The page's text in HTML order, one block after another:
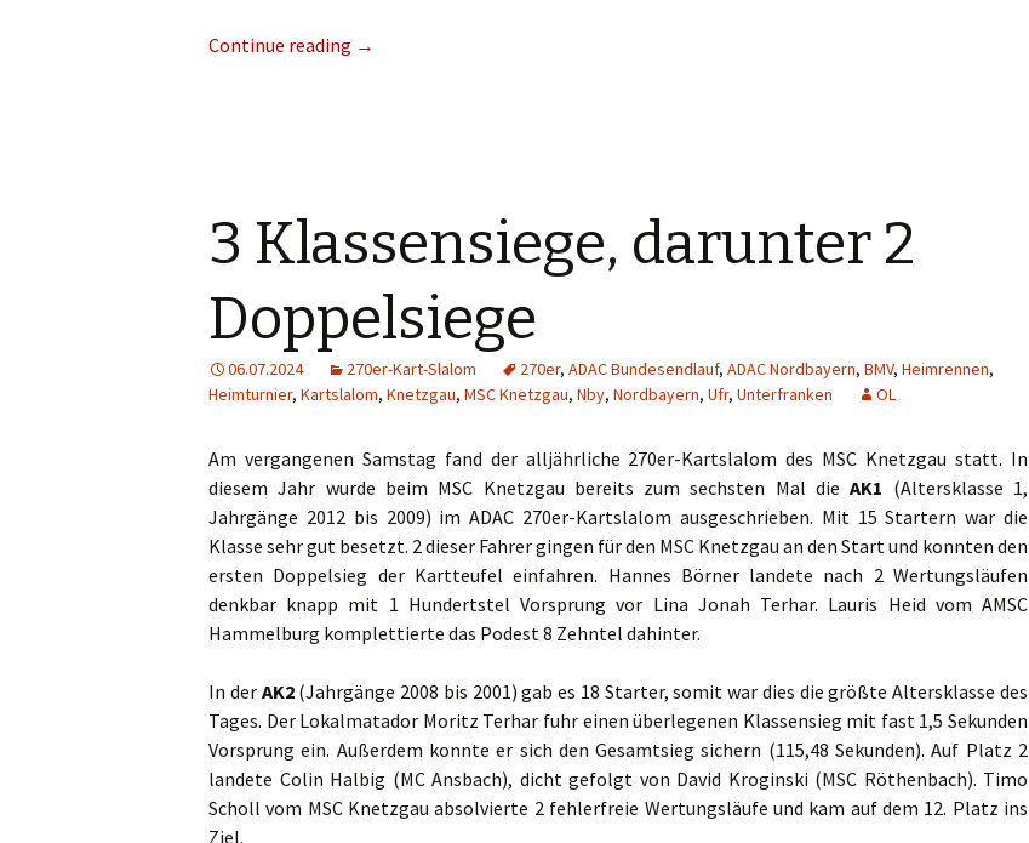
Continue reading →
3 Klassensiege, darunter 2
Doppelsiege
06.07.2024 270er-Kart-Slalom 270er, ADAC Bundesendlauf, ADAC Nordbayern, BMV, Heimrennen,
Heimturnier, Kartslalom, Knetzgau, MSC Knetzgau, Nby, Nordbayern, Ufr, Unterfranken OL
Am vergangenen Samstag fand der alljährliche 270er-Kartslalom des MSC Knetzgau statt. In
diesem Jahr wurde beim MSC Knetzgau bereits zum sechsten Mal dieAK1 (Altersklasse 1,
Jahrgänge 2012 bis 2009) im ADAC 270er-Kartslalom ausgeschrieben. Mit 15 Startern war die
Klasse sehr gut besetzt. 2 dieser Fahrer gingen für den MSC Knetzgau an den Start und konnten den
ersten Doppelsieg der Kartteufel einfahren. Hannes Börner landete nach 2 Wertungsläufen
denkbar knapp mit 1 Hundertstel Vorsprung vor Lina Jonah Terhar. Lauris Heid vom AMSC
Hammelburg komplettierte das Podest 8 Zehntel dahinter.
In der AK2(Jahrgänge 2008 bis 2001) gab es 18 Starter, somit war dies die größte Altersklasse des
Tages. Der Lokalmatador Moritz Terhar fuhr einen überlegenen Klassensieg mit fast 1,5 Sekunden
Vorsprung ein. Außerdem konnte er sich den Gesamtsieg sichern (115,48 Sekunden). Auf Platz 2
landete Colin Halbig (MC Ansbach), dicht gefolgt von David Kroginski (MSC Röthenbach). Timo
Scholl vom MSC Knetzgau absolvierte 2 fehlerfreie Wertungsläufe und kam auf dem 12. Platz ins
Ziel.